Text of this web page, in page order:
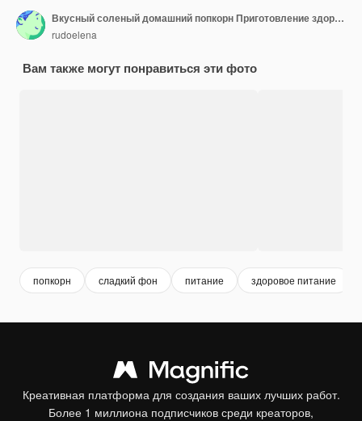
Вкусный соленый домашний попкорн Приготовление здорового попкорна дома
rudoelena
Вам также могут понравиться эти фото
попкорн сладкий фон питание здоровое питание
Креативная платформа для создания ваших лучших работ.
Более 1 миллиона подписчиков среди креаторов,